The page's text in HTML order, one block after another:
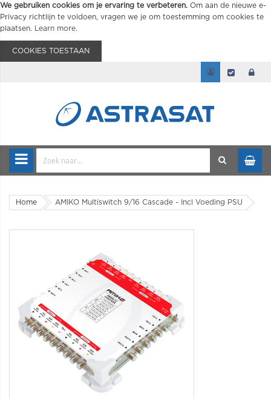
We gebruiken cookies om je ervaring te verbeteren. Om aan de nieuwe e-
Privacy richtlijn te voldoen, vragen we je om toestemming om cookies te
plaatsen.
Learn more.
COOKIES TOESTAAN
Home AMIKO Multiswitch 9/16 Cascade - Incl Voeding PSU